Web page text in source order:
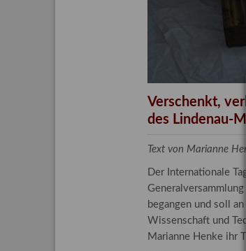
Verschenkt,
des Lindenau-
Text von Marianne
Der Internationale
begangen und soll
Wissenschaft und
Marianne Henke ihr